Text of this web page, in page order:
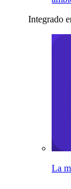
Integrado
La